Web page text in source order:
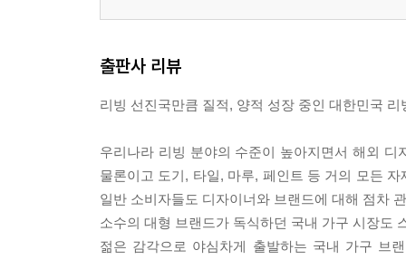
출판사 리뷰
리빙 선진국만큼 질적, 양적 성장 중인 대한민국 리
우리나라 리빙 분야의 수준이 높아지면서 해외
물론이고 도기, 타일, 마루, 페인트 등 거의 모든
일반 소비자들도 디자이너와 브랜드에 대해 점차
소수의 대형 브랜드가 독식하던 국내 가구 시장도
젊은 감각으로 야심차게 출발하는 국내 가구 브